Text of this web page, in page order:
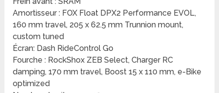
Amortisseur : FOX Float DPX2 Performance EVOL,
160 mm travel, 205 x 62.5 mm Trunnion mount,
custom tuned
Écran: Dash RideControl Go
Fourche : RockShox ZEB Select, Charger RC
damping, 170 mm travel, Boost 15 x 110 mm, e-Bike
optimized